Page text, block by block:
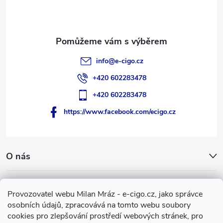
Provozovatel webu Milan Mráz - e-cigo.cz, jako správce
osobních údajů, zpracovává na tomto webu soubory
cookies pro zlepšování prostředí webových stránek, pro
O nás
Facebook
info@e-cigo.cz
+420 602283478
+420 602283478
https://www.facebook.com/ecigo.cz